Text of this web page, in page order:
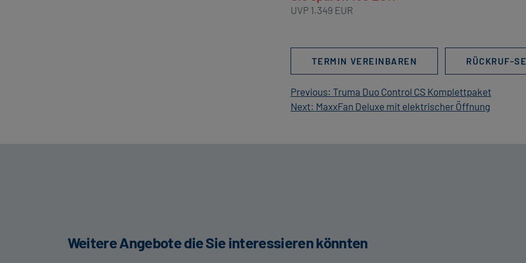
UVP 1.349 EUR
TERMIN VEREINBAREN RÜCKRUF-
Beitragsnavigation
Previous: Truma Duo Control CS Komplettpaket
Next: MaxxFan Deluxe mit elektrischer Öffnung
Weitere Angebote die Sie interessieren könnten